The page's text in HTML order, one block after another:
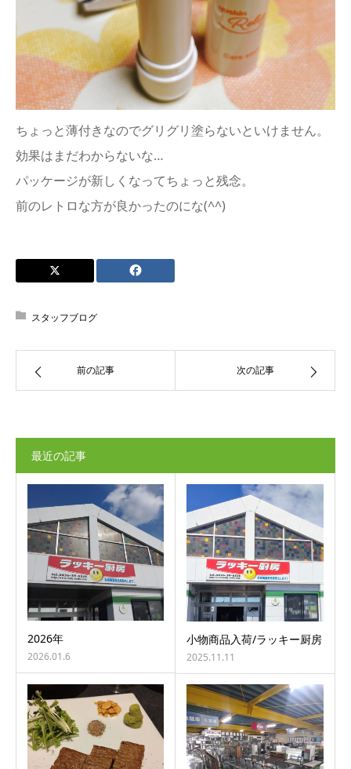
ちょっと薄付きなのでグリグリ塗らないといけません。
効果はまだわからないな…
パッケージが新しくなってちょっと残念。
前のレトロな方が良かったのにな(^^)
スタッフブログ
前の記事 次の記事
最近の記事
2026年
2026.01.6
小物商品入荷/ラッキー厨房
2025.11.11